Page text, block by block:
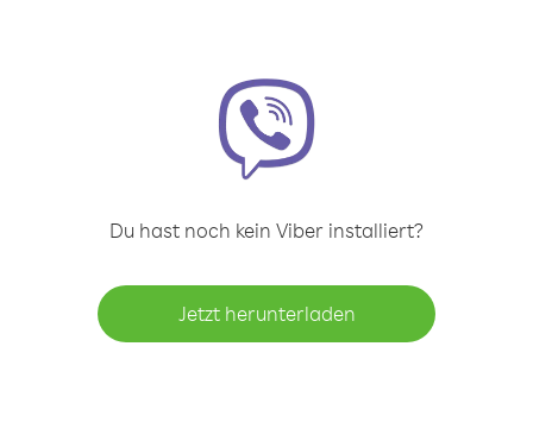
Du hast noch kein Viber installiert?
Jetzt herunterladen